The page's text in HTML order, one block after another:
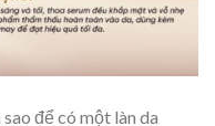
để có một làn da